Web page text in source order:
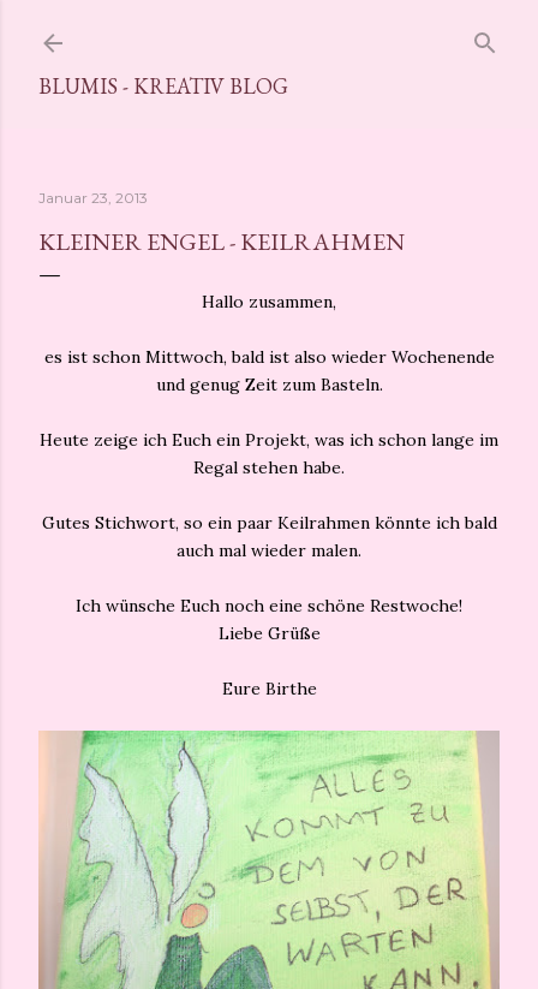
BLUMIS - KREATIV BLOG
Januar 23, 2013
KLEINER ENGEL - KEILRAHMEN
Hallo zusammen,
es ist schon Mittwoch, bald ist also wieder Wochenende
und genug Zeit zum Basteln.
Heute zeige ich Euch ein Projekt, was ich schon lange im
Regal stehen habe.
Gutes Stichwort, so ein paar Keilrahmen könnte ich bald
auch mal wieder malen.
Ich wünsche Euch noch eine schöne Restwoche!
Liebe Grüße
Eure Birthe